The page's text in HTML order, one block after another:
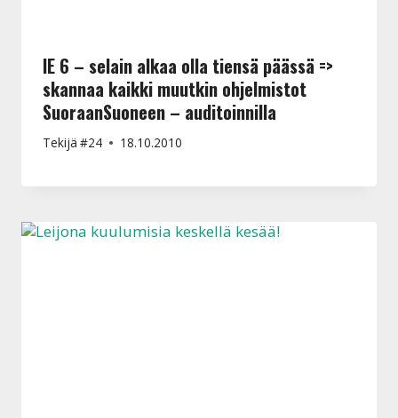
IE 6 – selain alkaa olla tiensä päässä =>
skannaa kaikki muutkin ohjelmistot
SuoraanSuoneen – auditoinnilla
Tekijä #24 18.10.2010